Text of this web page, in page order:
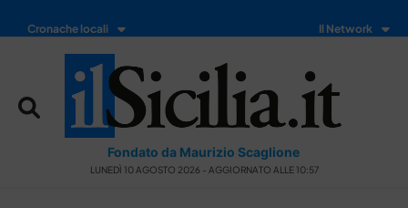
Cronache locali Il Network
Fondato da Maurizio Scaglione
LUNEDÌ 10 AGOSTO 2026 - AGGIORNATO ALLE 10:57